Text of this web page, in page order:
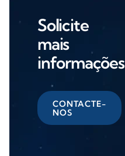
Solicite
mais
informações
CONTACTE-
NOS